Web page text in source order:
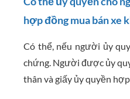
hợp đồng mua bán xe
Có thể, nếu người ủy
chứng. Người được ủy
thân và giấy ủy quyền hợp